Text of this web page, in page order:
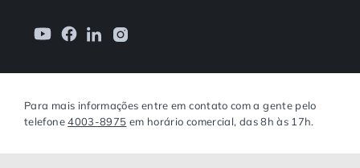
Para mais informações entre em contato com a gente pelo
telefone4003-8975 em horário comercial, das 8h às 17h.